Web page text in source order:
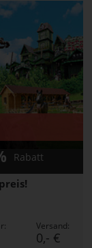
Rabatt
Versand:
0,- €